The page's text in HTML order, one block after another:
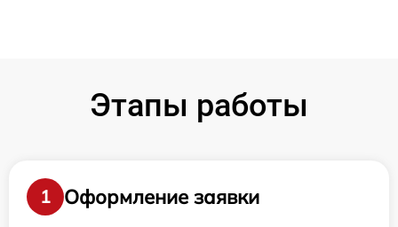
Этапы работы
1
Оформление заявки